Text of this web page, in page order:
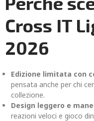
Cross IT
2026
Edizione limitata con
pensata anche per chi
collezione.
Design leggero e
reazioni veloci e gioco